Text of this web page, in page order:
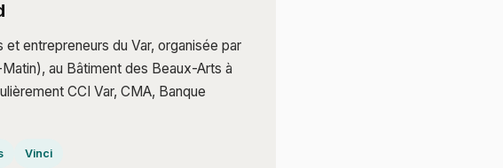
entrepreneurs du Var, organisée par
au Bâtiment des Beaux-Arts à
CCI Var, CMA, Banque
Vinci